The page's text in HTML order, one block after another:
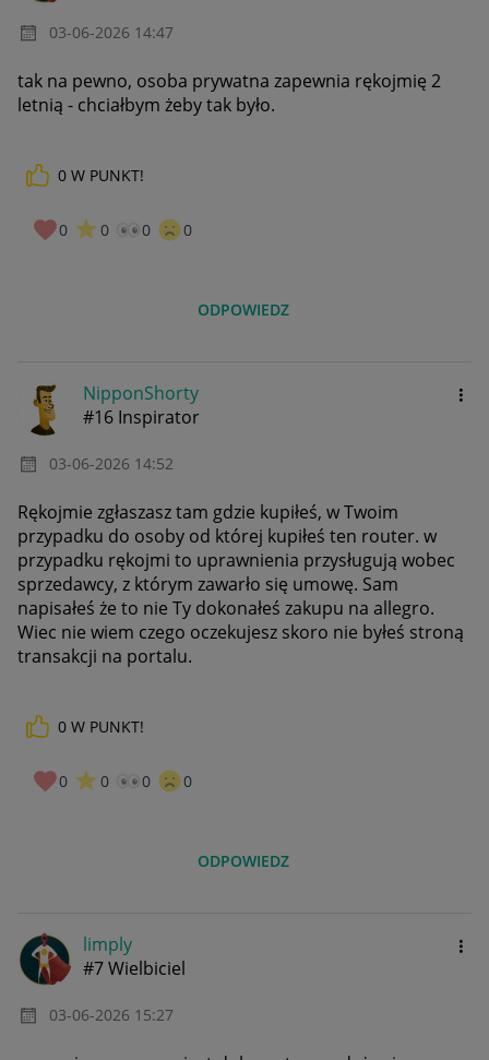
‎03-06-2026 14:47
tak na pewno, osoba prywatna zapewnia rękojmię 2
letnią - chciałbym żeby tak było.
0 W PUNKT!
0 0 0 0
ODPOWIEDZ
NipponShorty
#16 Inspirator
‎03-06-2026 14:52
Rękojmie zgłaszasz tam gdzie kupiłeś, w Twoim
przypadku do osoby od której kupiłeś ten router. w
przypadku rękojmi to uprawnienia przysługują wobec
sprzedawcy, z którym zawarło się umowę. Sam
napisałeś że to nie Ty dokonałeś zakupu na allegro.
Wiec nie wiem czego oczekujesz skoro nie byłeś stroną
transakcji na portalu.
0 W PUNKT!
0 0 0 0
ODPOWIEDZ
limply
#7 Wielbiciel
‎03-06-2026 15:27